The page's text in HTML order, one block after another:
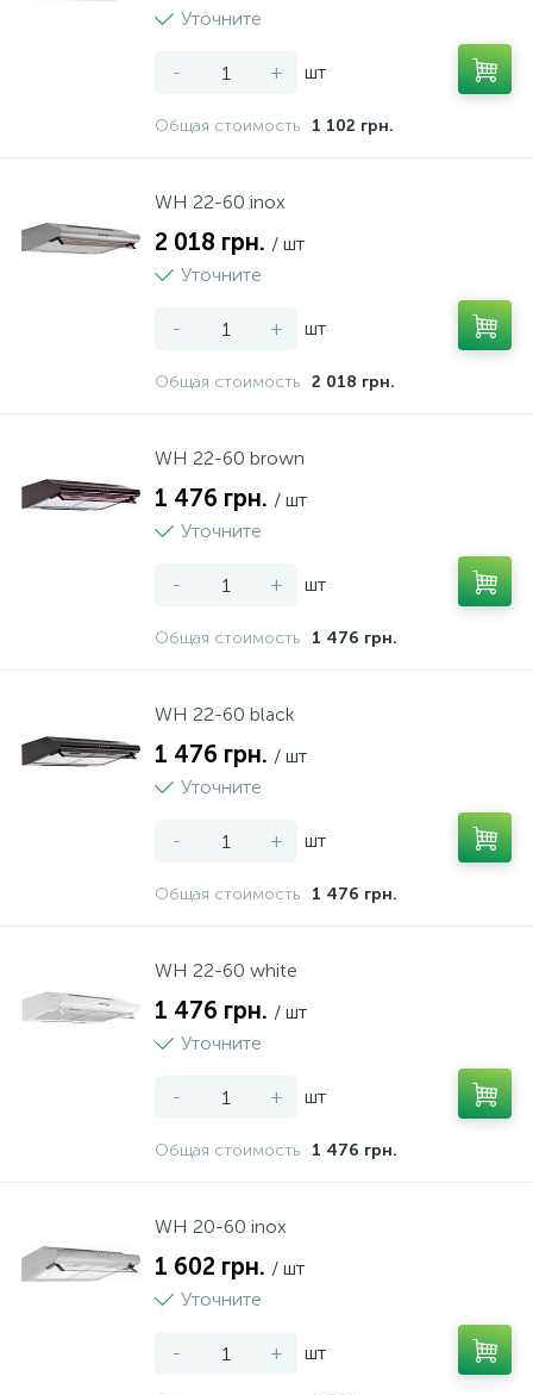
Уточните
- + шт
Общая стоимость 1 102 грн.
WH 22-60 inox
2 018 грн. / шт
Уточните
- + шт
Общая стоимость 2 018 грн.
WH 22-60 brown
1 476 грн. / шт
Уточните
- + шт
Общая стоимость 1 476 грн.
WH 22-60 black
1 476 грн. / шт
Уточните
- + шт
Общая стоимость 1 476 грн.
WH 22-60 white
1 476 грн. / шт
Уточните
- + шт
Общая стоимость 1 476 грн.
WH 20-60 inox
1 602 грн. / шт
Уточните
- + шт
Системы охлаждения и розлива пива
Соковыжималки
Тостеры